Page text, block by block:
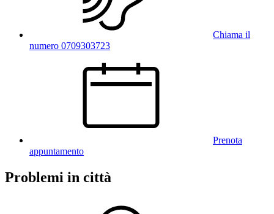
Chiama il
numero 0709303723
Prenota
appuntamento
Problemi in città